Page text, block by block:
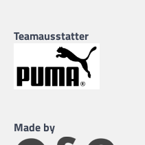
Teamausstatter
Made by